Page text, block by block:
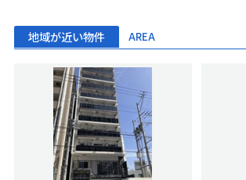
地域が近い物件 AREA